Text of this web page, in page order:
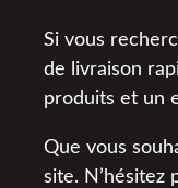
Si vous
de livraison
produits et un
Que vous
site. N’hésitez